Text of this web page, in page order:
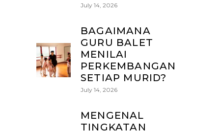
July 14, 2026
BAGAIMANA
GURU BALET
MENILAI
PERKEMBANGAN
SETIAP MURID?
July 14, 2026
MENGENAL
TINGKATAN